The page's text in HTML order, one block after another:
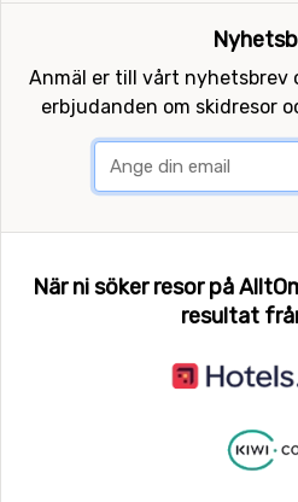
Anmäl er till vårt nyhetsbrev
erbjudanden om skidresor
När ni söker resor på
resultat